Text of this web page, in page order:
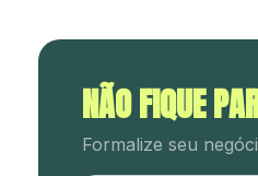
NÃO FIQUE
Formalize seu